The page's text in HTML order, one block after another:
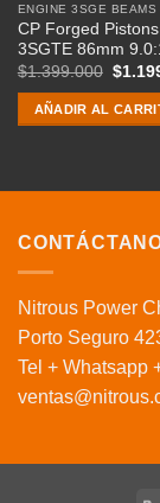
ENGINE 3SGE BEAMS
CP Forged
3SGTE 86mm
$1.399.000 El
era:
$
AÑADIR AL
Nitrous Power
Porto Seguro
Tel + Whatsapp